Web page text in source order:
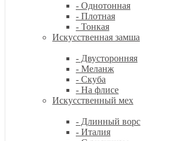
- Однотонная
- Плотная
- Тонкая
Искусственная замша
- Двусторонняя
- Меланж
- Скуба
- На флисе
Искусственный мех
- Длинный ворс
- Италия